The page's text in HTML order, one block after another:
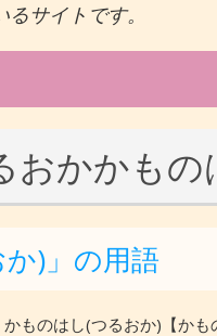
サイトです。
おかかもの
か)」の用語
かものはし(つるおか)【か